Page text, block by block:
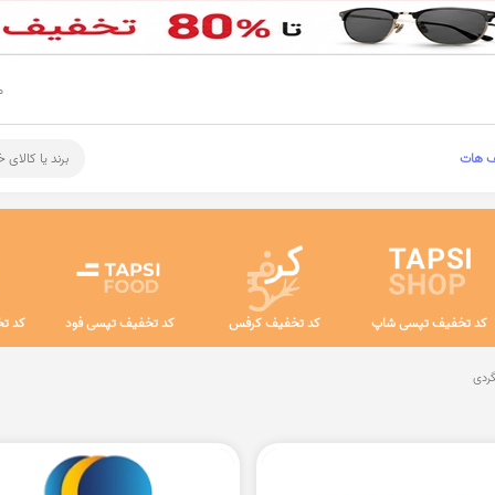
هات برند یا
کد تخفیف تپسی شاپ کد تخفیف کرفس کد تخفیف تپسی فود کد